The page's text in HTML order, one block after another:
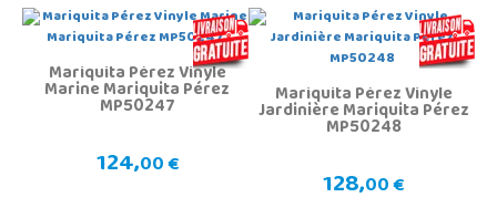
Mariquita Pérez Vinyle
Marine Mariquita Pérez
MP50247
124,00 €
Mariquita Pérez Vinyle
Jardinière Mariquita Pérez
MP50248
128,00 €